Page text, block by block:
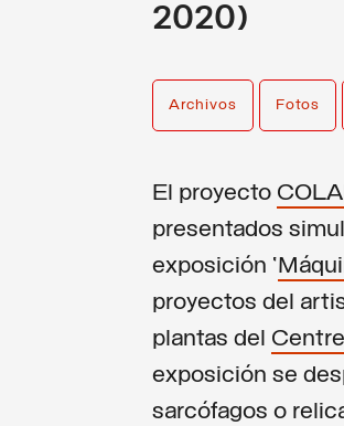
2020)
Archivos Fotos
El proyecto
presentados
exposición ‘
proyectos del
plantas del
exposición se
sarcófagos o